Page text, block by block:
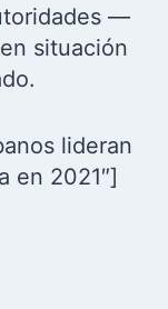
—
situación
lideran
en 2021″]